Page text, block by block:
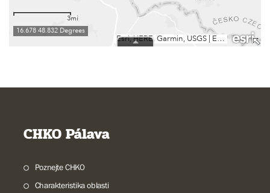
CHKO Pálava
Poznejte CHKO
Charakteristika oblasti